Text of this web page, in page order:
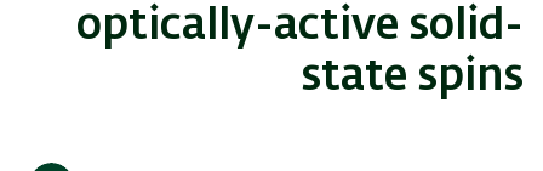
optically-active solid-
state spins